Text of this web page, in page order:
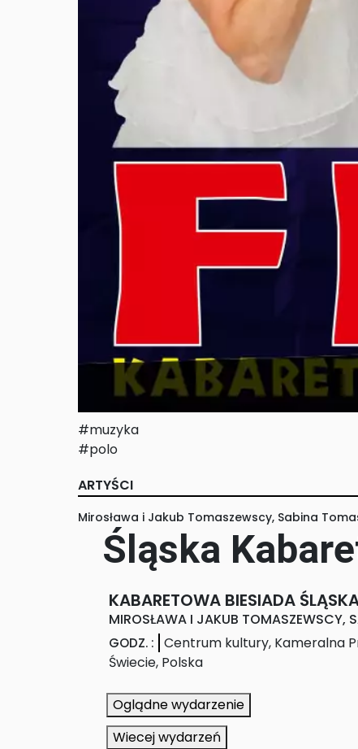
#muzyka
#polo
ARTYŚCI
Mirosława i Jakub Tomaszewscy, Sabina
Śląska
KABARETOWA BIESIADA
MIROSŁAWA I JAKUB TOMASZEWSCY,
GODZ. :
Centrum kultury, Kameralna
Świecie, Polska
Oglądne wydarzenie
Wiecej wydarzeń